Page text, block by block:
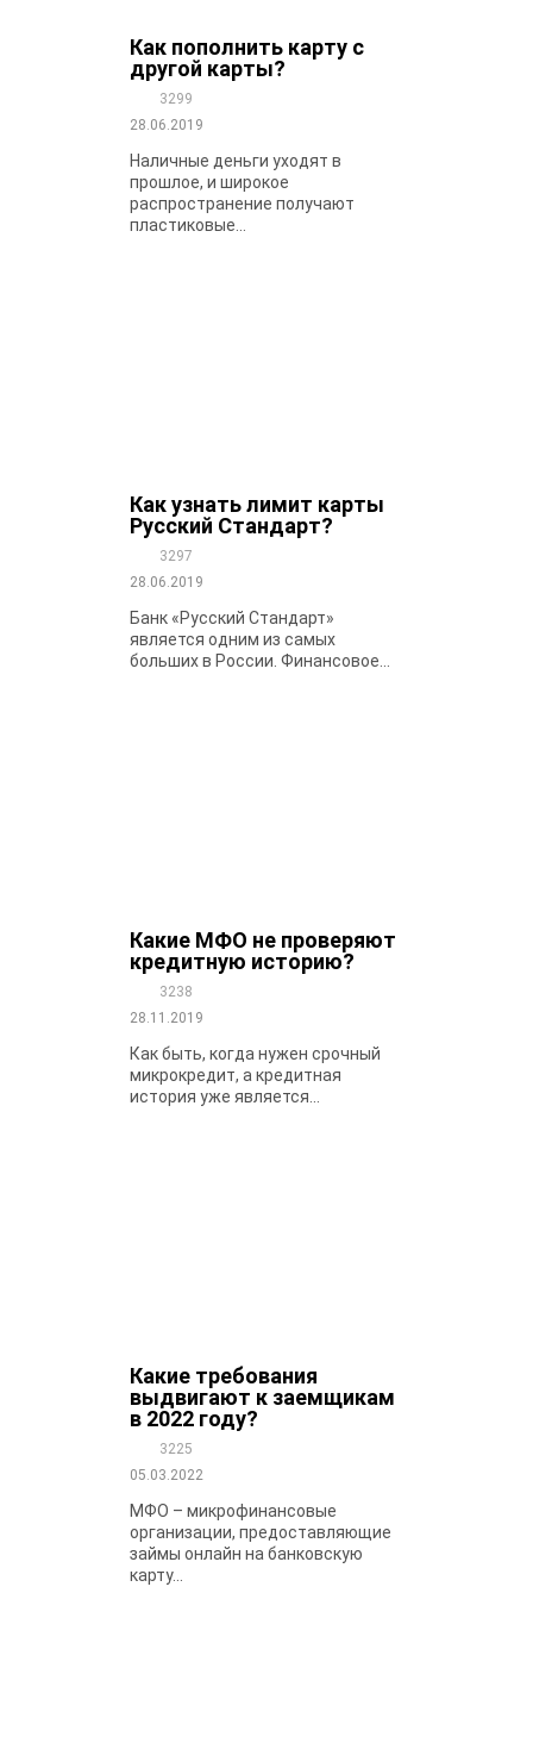
Как пополнить карту с
другой карты?
3299
28.06.2019
Наличные деньги уходят в
прошлое, и широкое
распространение получают
пластиковые...
Как узнать лимит карты
Русский Стандарт?
3297
28.06.2019
Банк «Русский Стандарт»
является одним из самых
больших в России. Финансовое...
Какие МФО не проверяют
кредитную историю?
3238
28.11.2019
Как быть, когда нужен срочный
микрокредит, а кредитная
история уже является...
Какие требования
выдвигают к заемщикам
в 2022 году?
3225
05.03.2022
МФО – микрофинансовые
организации, предоставляющие
займы онлайн на банковскую
карту...